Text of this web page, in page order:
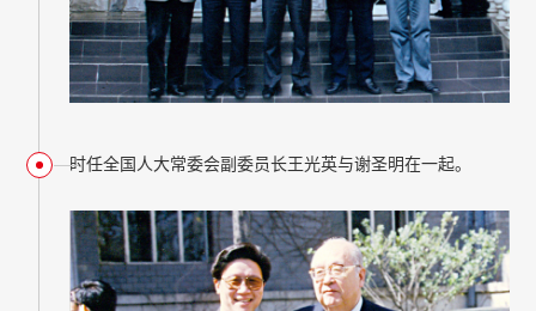
时任全国人大常委会副委员长王光英与谢圣明在一起。